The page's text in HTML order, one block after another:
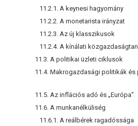
11.2.1. A keynesi hagyomány
11.2.2. A monetarista irányzat
11.2.3. Az új klasszikusok
11.2.4. A kínálati közgazdaságtan
11.3. A politikai üzleti ciklusok
11.5. Az inflációs adó és „Európa”
11.6. A munkanélküliség
11.6.1. A reálbérek ragadóssága